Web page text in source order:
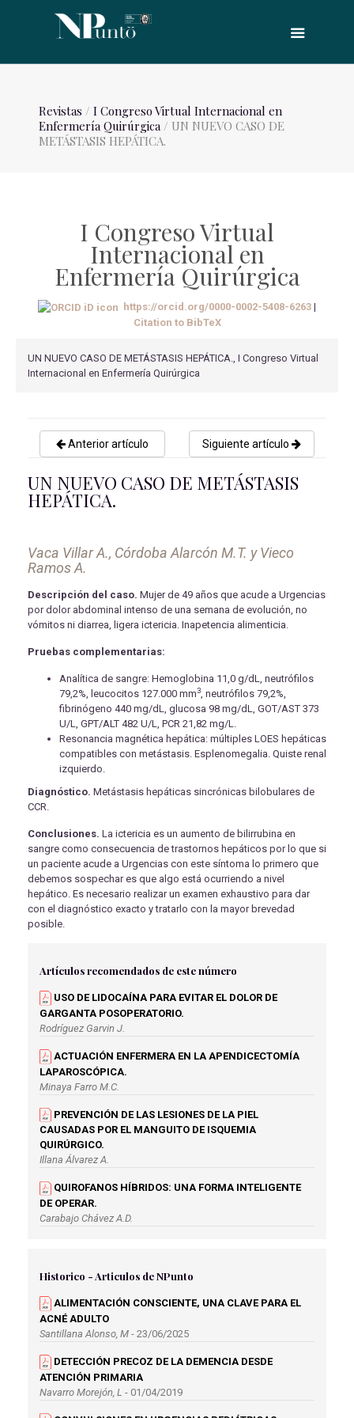
Revistas / I Congreso Virtual Internacional en
Enfermería Quirúrgica/ UN NUEVO CASO DE
METÁSTASIS HEPÁTICA.
I Congreso Virtual
Internacional en
Enfermería Quirúrgica
https://orcid.org/0000-0002-5408-6263 |
Citation to BibTeX
UN NUEVO CASO DE METÁSTASIS HEPÁTICA., I Congreso Virtual
Internacional en Enfermería Quirúrgica
Anterior artículo Siguiente artículo
UN NUEVO CASO DE METÁSTASIS
HEPÁTICA.
Vaca Villar A., Córdoba Alarcón M.T. y Vieco
Ramos A.
Descripción del caso. Mujer de 49 años que acude a Urgencias
por dolor abdominal intenso de una semana de evolución, no
vómitos ni diarrea, ligera ictericia. Inapetencia alimenticia.
Pruebas complementarias:
Analítica de sangre: Hemoglobina 11,0 g/dL, neutrófilos
79,2%, leucocitos 127.000 mm3, neutrófilos 79,2%,
fibrinógeno 440 mg/dL, glucosa 98 mg/dL, GOT/AST 373
U/L, GPT/ALT 482 U/L, PCR 21,82 mg/L.
Resonancia magnética hepática: múltiples LOES hepáticas
compatibles con metástasis. Esplenomegalia. Quiste renal
izquierdo.
Diagnóstico. Metástasis hepáticas sincrónicas bilobulares de
CCR.
Conclusiones. La ictericia es un aumento de bilirrubina en
sangre como consecuencia de trastornos hepáticos por lo que si
un paciente acude a Urgencias con este síntoma lo primero que
debemos sospechar es que algo está ocurriendo a nivel
hepático. Es necesario realizar un examen exhaustivo para dar
con el diagnóstico exacto y tratarlo con la mayor brevedad
posible.
Artículos recomendados de este número
USO DE LIDOCAÍNA PARA EVITAR EL DOLOR DE
GARGANTA POSOPERATORIO.
Rodríguez Garvin J.
ACTUACIÓN ENFERMERA EN LA APENDICECTOMÍA
LAPAROSCÓPICA.
Minaya Farro M.C.
PREVENCIÓN DE LAS LESIONES DE LA PIEL
CAUSADAS POR EL MANGUITO DE ISQUEMIA
QUIRÚRGICO.
Illana Álvarez A.
QUIROFANOS HÍBRIDOS: UNA FORMA INTELIGENTE
DE OPERAR.
Carabajo Chávez A.D.
Fernández Rodríguez A.
RECOMENDACIONES Y ABORDAJE DE ENFERMERÍA A
PACIENTES MASTECTOMIZADAS.
Álvarez Torres E.M.
VALORACIÓN Y MANEJO DEL DOLOR
POSOPERATORIO.
Morales Gómez A.M.
Historico - Articulos de NPunto
ALIMENTACIÓN CONSCIENTE, UNA CLAVE PARA EL
ACNÉ ADULTO
Santillana Alonso, M - 23/06/2025
DETECCIÓN PRECOZ DE LA DEMENCIA DESDE
ATENCIÓN PRIMARIA
Navarro Morejón, L - 01/04/2019